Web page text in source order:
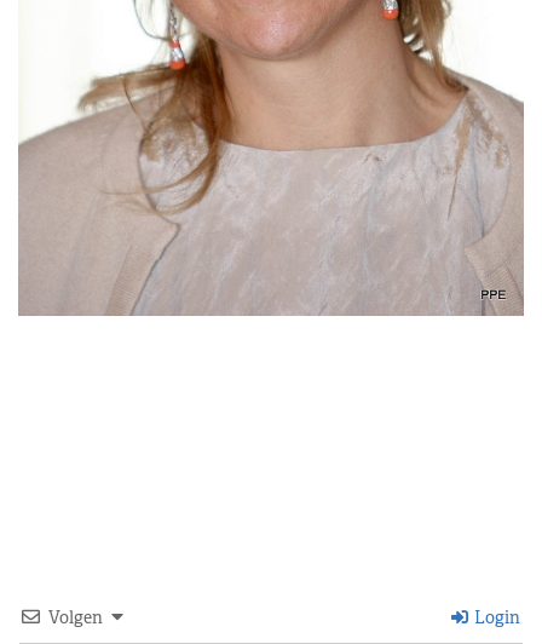
Volgen Login